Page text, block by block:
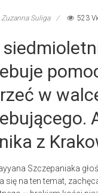
Zuzanna Suliga 523
w
z
Szczepaniaka
się na ten temat,